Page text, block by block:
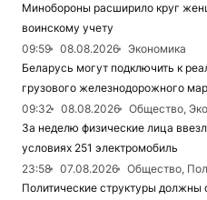
Минобороны расширило круг
воинскому учету
09:59
08.08.2026
Экономика
Беларусь могут подключить к
грузового железнодорожного
09:32
08.08.2026
Общество,
За неделю физические лица
условиях 251 электромобиль
23:58
07.08.2026
Общество,
Политические структуры